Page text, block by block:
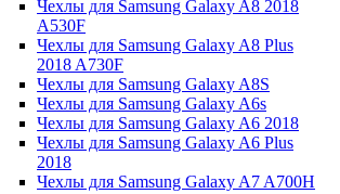
Чехлы для Samsung Galaxy A8 2018
A530F
Чехлы для Samsung Galaxy A8 Plus
2018 A730F
Чехлы для Samsung Galaxy A8S
Чехлы для Samsung Galaxy A6s
Чехлы для Samsung Galaxy A6 2018
Чехлы для Samsung Galaxy A6 Plus
2018
Чехлы для Samsung Galaxy A7 A700H